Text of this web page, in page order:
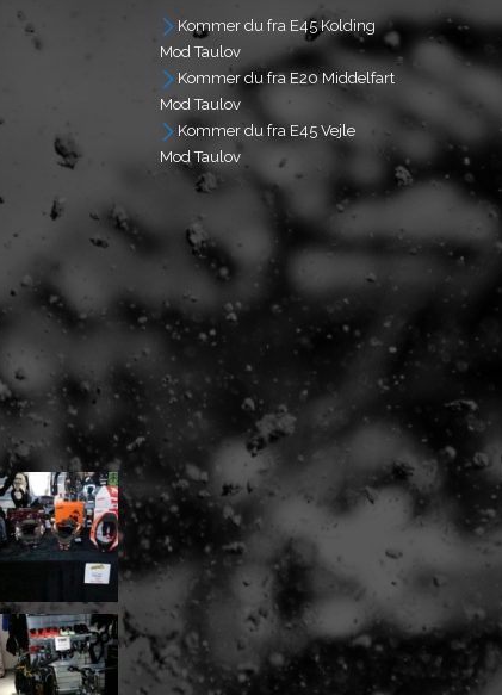
Kommer du fra E45 Kolding
Mod Taulov
Kommer du fra E20 Middelfart
Mod Taulov
Kommer du fra E45 Vejle
Mod Taulov